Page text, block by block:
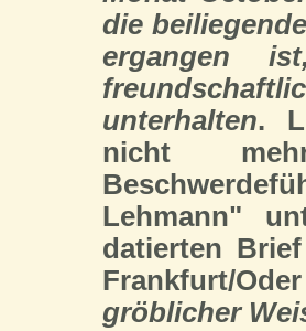
die
ergangen
unterhalten.
nicht
Lehmann"
datierten
Frankfurt/Oder
gröblicher